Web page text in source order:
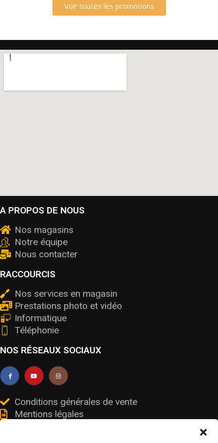
Voir toutes les promotions
A PROPOS DE NOUS
Nos magasins
Notre équipe
Nous contacter
RACCOURCIS
Nos services en magasin
Prestations photo et vidéo
Informatique
Téléphonie
NOS RÉSEAUX SOCIAUX
Conditions générales de vente
Mentions légales